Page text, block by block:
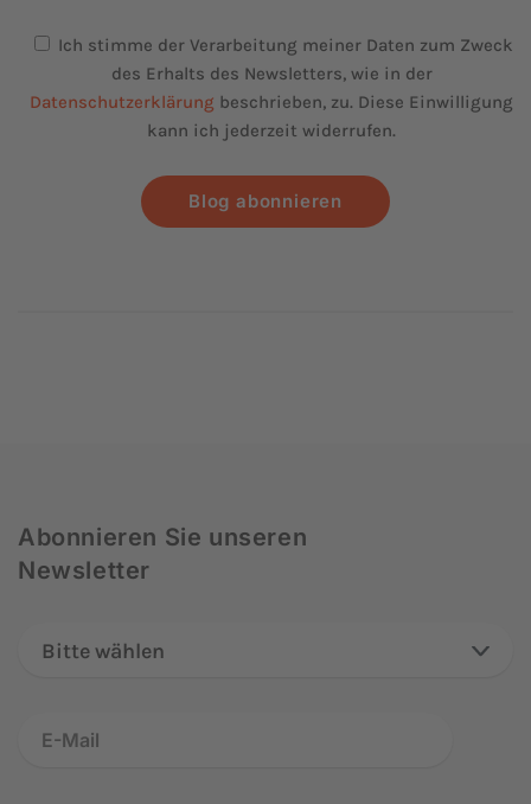
Ich stimme der Verarbeitung meiner Daten zum Zweck
des Erhalts des Newsletters, wie in der
Datenschutzerklärung beschrieben, zu. Diese Einwilligung
kann ich jederzeit widerrufen.
Blog abonnieren
Abonnieren Sie unseren
Newsletter
Bitte wählen